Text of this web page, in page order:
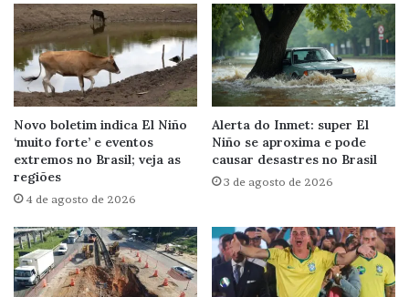
Novo boletim indica El Niño
‘muito forte’ e eventos
extremos no Brasil; veja as
regiões
4 de agosto de 2026
Alerta do Inmet: super El
Niño se aproxima e pode
causar desastres no Brasil
3 de agosto de 2026